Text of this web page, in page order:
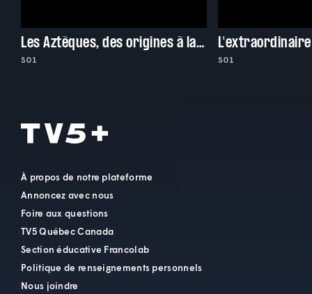
Les Aztèques, des origines à la chute
S01 S01
À propos de notre plateforme
Annoncez avec nous
Foire aux questions
TV5 Québec Canada
Section éducative Francolab
Politique de renseignements personnels
Nous joindre